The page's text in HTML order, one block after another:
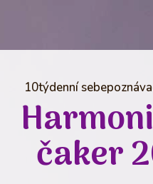
10týdenní
čaker